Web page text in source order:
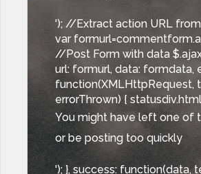
'); //Extract action URL
var
//Post Form with data
url: formurl, data: formdata,
function(XMLHttpRequest,
errorThrown) {
You might have left one of
or be posting too quickly
'); }, success: function(data,